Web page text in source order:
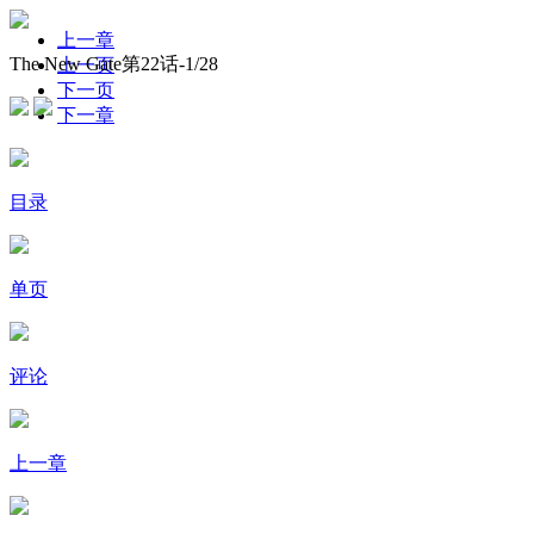
The New Gate第22话-1/28
上一章
上一页
下一页
下一章
目录
单页
评论
上一章